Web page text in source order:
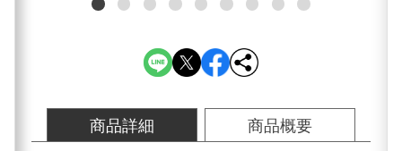
商品詳細 商品概要